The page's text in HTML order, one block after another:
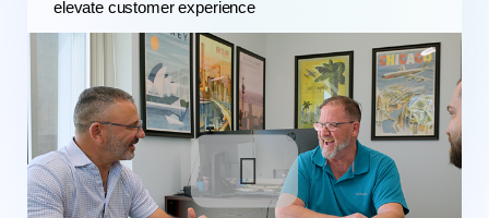
elevate customer experience